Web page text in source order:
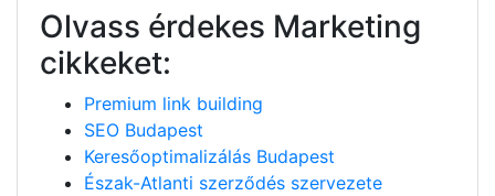
Olvass érdekes Marketing
cikkeket:
Premium link building
SEO Budapest
Keresőoptimalizálás Budapest
Észak-Atlanti szerződés szervezete